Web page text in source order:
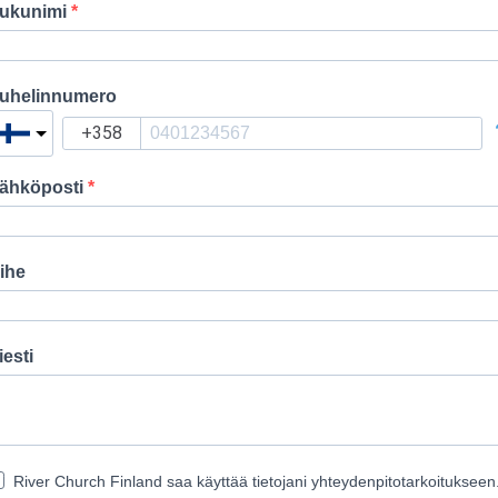
River Church Finland saa käyttää tietojani